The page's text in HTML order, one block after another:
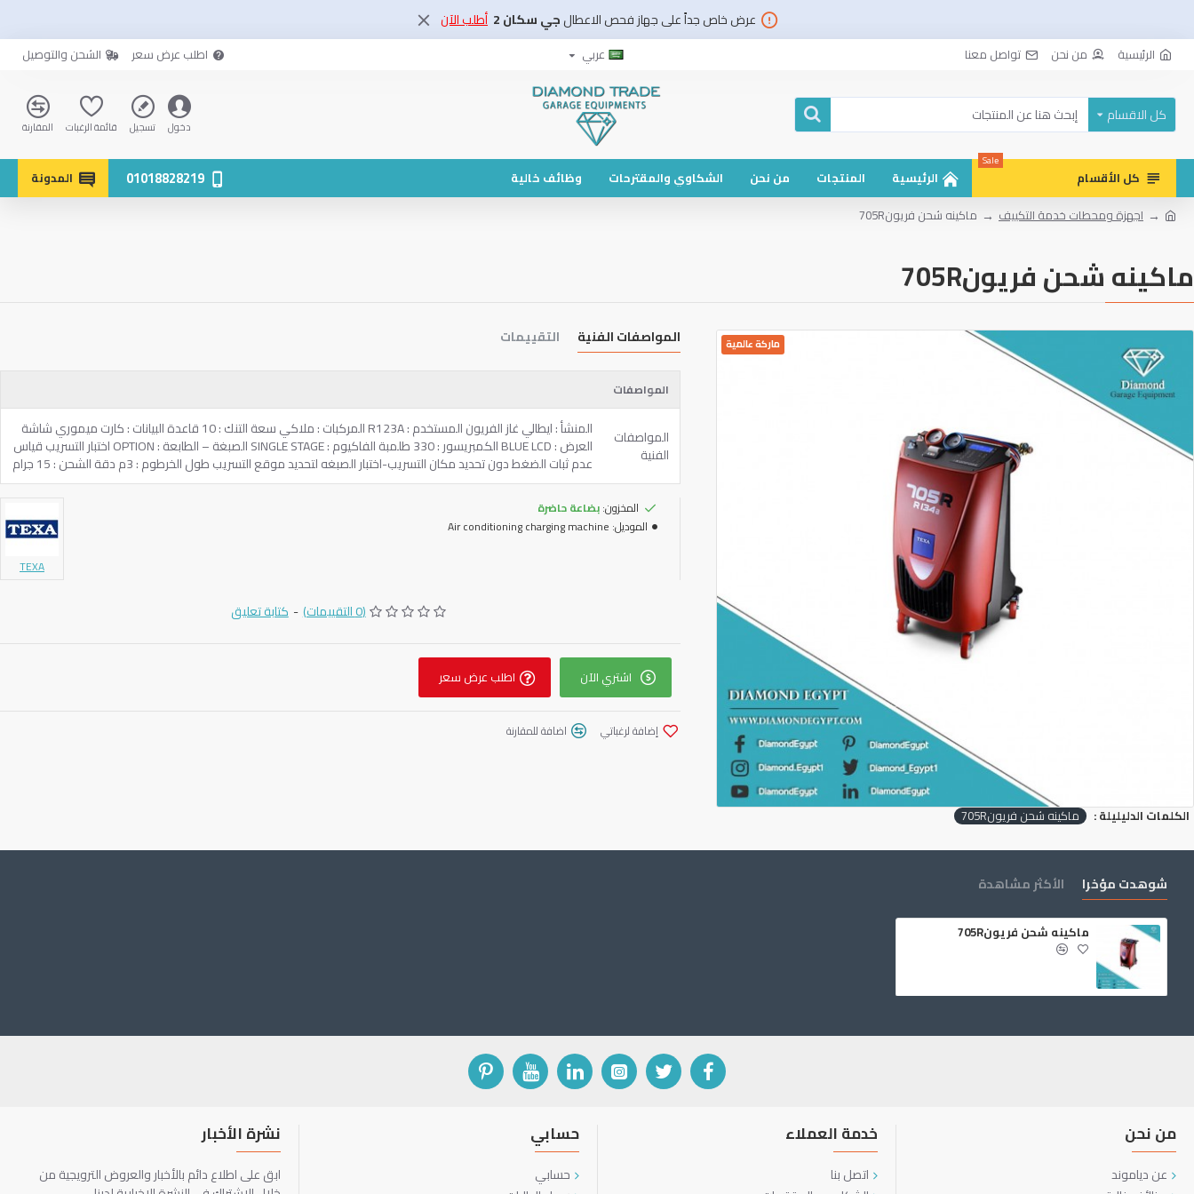
عرض خاص جداً على جهاز فحص الاعطالجي سكان 2 أطلب الآن
الرئيسية من نحن تواصل معنا عربي اطلب عرض سعر الشحن والتوصيل
كل الاقسام
دخول تسجيل قائمة الرغبات المقارنة
كل الأقسام
Sale
الرئيسية المنتجات من نحن الشكاوي والمقترحات وظائف خالية 01018828219
المدونة
اجهزة ومحطات خدمة التكييف
ماكينه شحن فريون705R
ماكينه شحن فريون705R
ماركة عالمية المواصفات الفنية التقييمات
المواصفات
المواصفات
الفنية
المنشأ : ايطالي غاز الفريون المستخدم : R123A المركبات : ملاكي سعة التنك : 10 قاعدة البيانات : كارت ميموري شاشة
العرض : BLUE LCD الكمبريسور : 330 طلمبة الفاكيوم : SINGLE STAGE الصبغة – الطابعة : OPTION اختبار التسريب قياس
عدم ثبات الضغط دون تحديد مكان التسريب-اختبار الصبغه لتحديد موقع التسريب طول الخرطوم : 3م دقة الشحن : 15 جرام
المخزون:بضاعة حاضرة
الموديل: Air conditioning charging machine
TEXA
(0 التقييمات) - كتابة تعليق
اشتري الآن اطلب عرض سعر
إضافة لرغباتي اضافة للمقارنة
الكلمات الدليليلة : ماكينه شحن فريون705R
شوهدت مؤخرا الأكثر مشاهدة
ماكينه شحن فريون705R
من نحن
عن دياموند
خدمة العملاء
اتصل بنا
حسابي
حسابي
نشرة الأخبار
ابق على اطلاع دائم بالأخبار والعروض الترويجية من